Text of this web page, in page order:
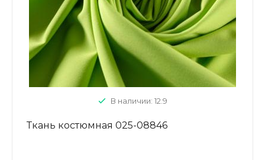
В наличии: 12.9
Ткань костюмная 025-08846